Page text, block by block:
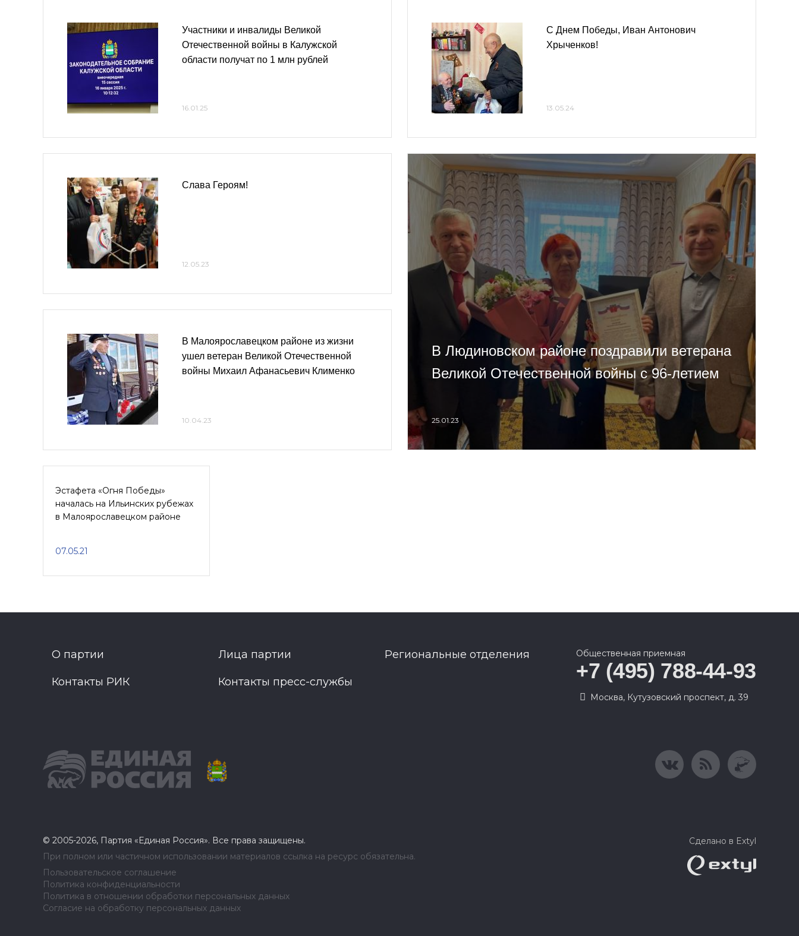
Участники и инвалиды Великой
Отечественной войны в Калужской
области получат по 1 млн рублей
16.01.25
С Днем Победы, Иван Антонович
Хрыченков!
13.05.24
Слава Героям!
12.05.23
В Малоярославецком районе из жизни
ушел ветеран Великой Отечественной
войны Михаил Афанасьевич Клименко
10.04.23
В Людиновском районе поздравили ветерана
Великой Отечественной войны с 96-летием
25.01.23
Эстафета «Огня Победы»
началась на Ильинских рубежах
в Малоярославецком районе
07.05.21
О партии Лица партии Региональные отделения
Контакты РИК Контакты пресс-службы
Общественная приемная
+7 (495) 788-44-93
Москва, Кутузовский проспект, д. 39
© 2005-2026, Партия «Единая Россия». Все права защищены.
При полном или частичном использовании материалов ссылка на ресурс обязательна.
Пользовательское соглашение
Политика конфиденциальности
Политика в отношении обработки персональных данных
Согласие на обработку персональных данных
Сделано в Extyl